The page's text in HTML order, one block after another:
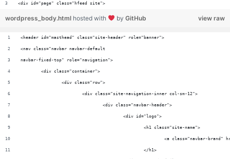
<div id="page" class="hfeed site">
view raw
wordpress_body.html hosted with by GitHub
<header id="masthead" class="site-header" role="banner">
<nav class="navbar navbar-default
navbar-fixed-top" role="navigation">
	<div class="container">
		<div class="row">
			<div class="site-navigation-inner col-sm-12">
				<div class="navbar-header">
					<div id="logo">
						<h1 class="site-name">
<a class="navbar-
						</h1>